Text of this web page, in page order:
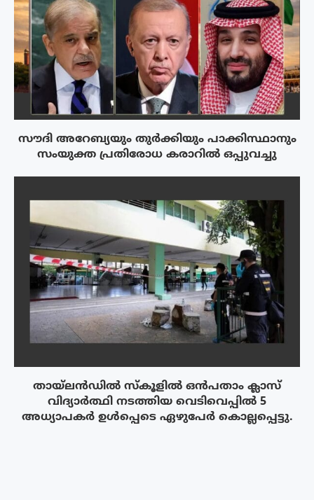
സൗദി അറേബ്യയും തുർക്കിയും പാക്കിസ്ഥാനും
സംയുക്ത പ്രതിരോധ കരാറിൽ ഒപ്പുവച്ചു
തായ്‌ലൻഡിൽ സ്കൂളിൽ ഒൻപതാം ക്ലാസ്
വിദ്യാർത്ഥി നടത്തിയ വെടിവെപ്പിൽ 5
അധ്യാപകർ ഉൾപ്പെടെ ഏഴുപേർ കൊല്ലപ്പെട്ടു.